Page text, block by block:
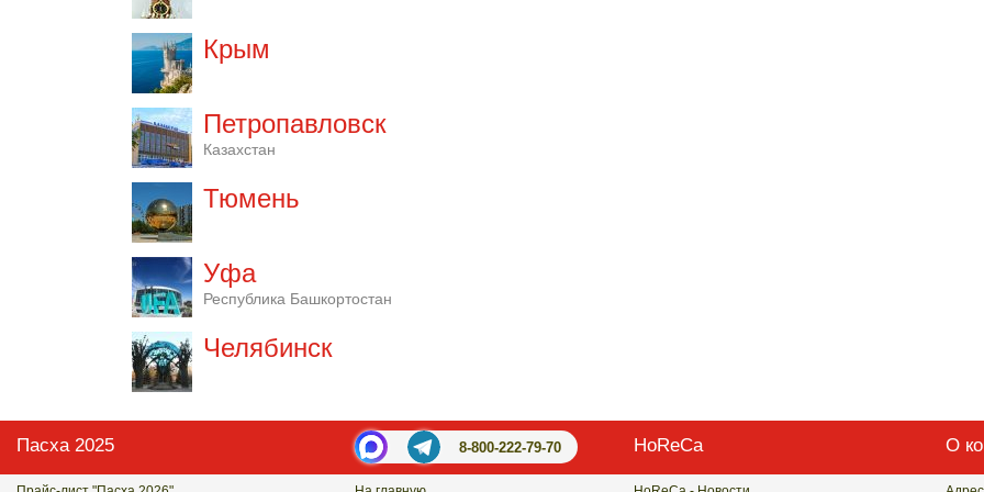
Крым
Петропавловск
Казахстан
Тюмень
Уфа
Республика Башкортостан
Челябинск
Пасха 2025 8-800-222-79-70 HoReCa О